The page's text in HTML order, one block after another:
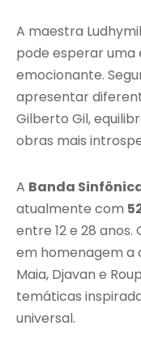
A maestra
pode esperar uma
emocionante.
apresentar
Gilberto Gil,
obras mais
A Banda
atualmente com
entre 12 e 28
em homenagem a
Maia, Djavan e
temáticas
universal.